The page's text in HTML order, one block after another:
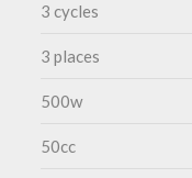
3 cycles
3 places
500w
50cc